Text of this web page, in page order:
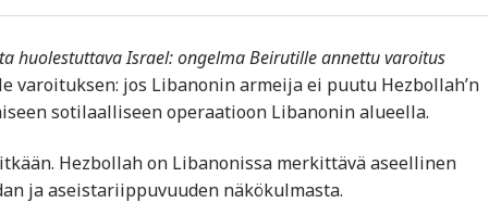
huolestuttava Israel: ongelma Beirutille annettu varoitus
jos Libanonin armeija ei puutu Hezbollah’n
sotilaalliseen operaatioon Libanonin alueella.
Hezbollah on Libanonissa merkittävä aseellinen
ja aseistariippuvuuden näkökulmasta.